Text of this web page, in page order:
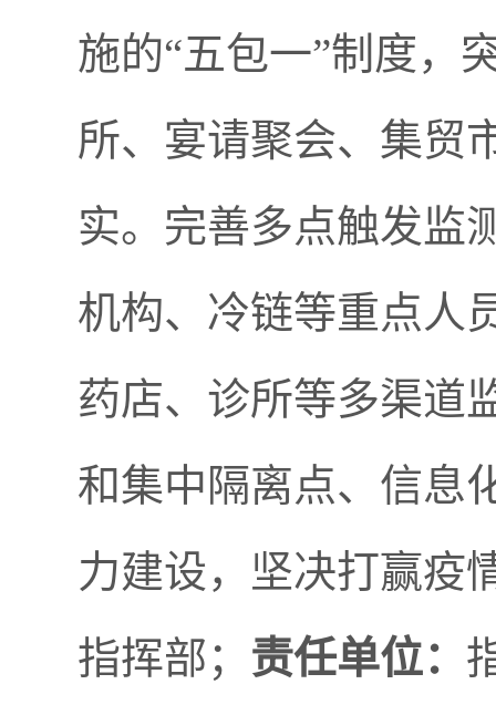
施的“五包一”制度，
所、宴请聚会、集贸
实。完善多点触发监
机构、冷链等重点人
药店、诊所等多渠道
和集中隔离点、信息
力建设，坚决打赢疫
指挥部； 责任单位：